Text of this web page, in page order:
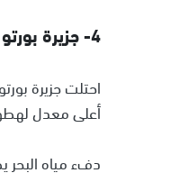
4- جزيرة بورتو ريكو
أعلى معدل لهطول الأمطار
دفء مياه البحر يصل إلى 23 درجة مئوية في